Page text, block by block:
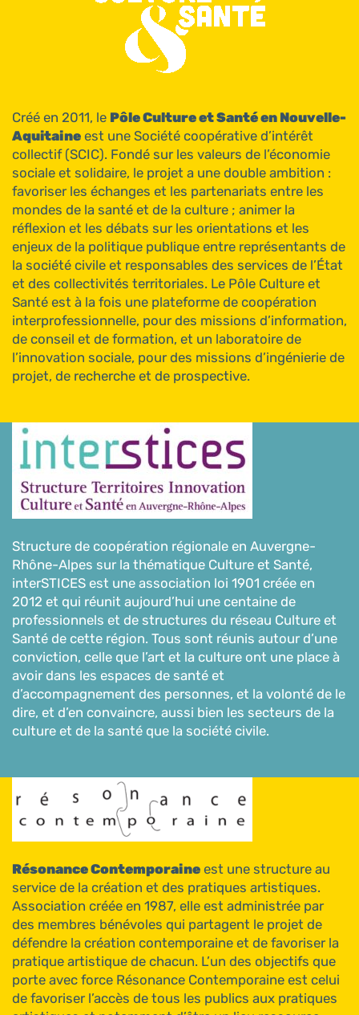
Créé en 2011, le Pôle Culture et Santé en Nouvelle-
Aquitaine est une Société coopérative d’intérêt
collectif (SCIC). Fondé sur les valeurs de l’économie
sociale et solidaire, le projet a une double ambition :
favoriser les échanges et les partenariats entre les
mondes de la santé et de la culture ; animer la
réflexion et les débats sur les orientations et les
enjeux de la politique publique entre représentants de
la société civile et responsables des services de l’État
et des collectivités territoriales. Le Pôle Culture et
Santé est à la fois une plateforme de coopération
interprofessionnelle, pour des missions d’information,
de conseil et de formation, et un laboratoire de
l’innovation sociale, pour des missions d’ingénierie de
projet, de recherche et de prospective.
Structure de coopération régionale en Auvergne-
Rhône-Alpes sur la thématique Culture et Santé,
interSTICES est une association loi 1901 créée en
2012 et qui réunit aujourd’hui une centaine de
professionnels et de structures du réseau Culture et
Santé de cette région. Tous sont réunis autour d’une
conviction, celle que l’art et la culture ont une place à
avoir dans les espaces de santé et
d’accompagnement des personnes, et la volonté de le
dire, et d’en convaincre, aussi bien les secteurs de la
culture et de la santé que la société civile.
Résonance Contemporaine est une structure au
service de la création et des pratiques artistiques.
Association créée en 1987, elle est administrée par
des membres bénévoles qui partagent le projet de
défendre la création contemporaine et de favoriser la
pratique artistique de chacun. L’un des objectifs que
porte avec force Résonance Contemporaine est celui
de favoriser l’accès de tous les publics aux pratiques